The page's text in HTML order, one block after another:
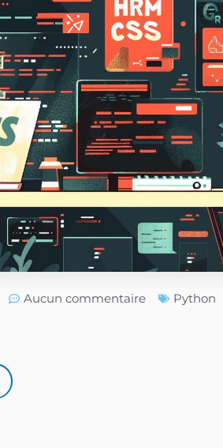
Aucun commentaire
Python